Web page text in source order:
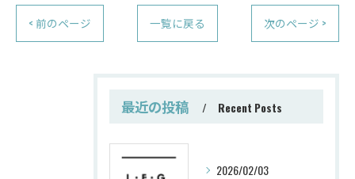
< 前のページ 一覧に戻る 次のページ >
最近の投稿 Recent Posts
2026/02/03